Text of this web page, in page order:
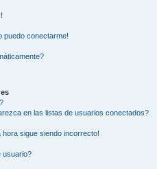
puedo conectarme!
en las listas de usuarios conectados?
hora sigue siendo incorrecto!
usuario?